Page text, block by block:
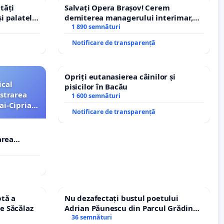
palatele
Salvați Opera Brașov! Cerem
demiterea managerului interimar,
Petrean Lucian-Marius!
1 890 semnături
Notificare de transparență
Ciprian
Opriți eutanasierea câinilor și
pisicilor în Bacău
1 600 semnături
Notificare de transparență
a
Săcălaz
Nu dezafectați bustul poetului
Adrian Păunescu din Parcul Grădina
Icoanei! Stop cenzurii culturale!
36 semnături